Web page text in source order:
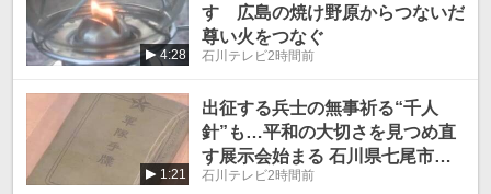
4:28
す 広島の焼け野原からつないだ
尊い火をつなぐ
石川テレビ2時間前
1:21
出征する兵士の無事祈る“千人
針”も…平和の大切さを見つめ直
す展示会始まる 石川県七尾市で1
3日まで
石川テレビ2時間前